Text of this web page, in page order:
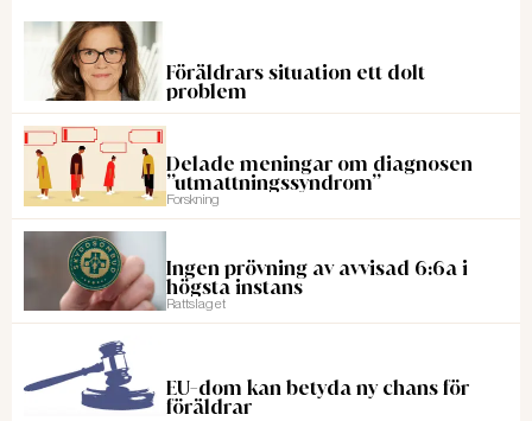
Föräldrars situation ett dolt
problem
Delade meningar om diagnosen
”utmattningssyndrom”
Forskning
Ingen prövning av avvisad 6:6a i
högsta instans
Rattslaget
EU-dom kan betyda ny chans för
föräldrar